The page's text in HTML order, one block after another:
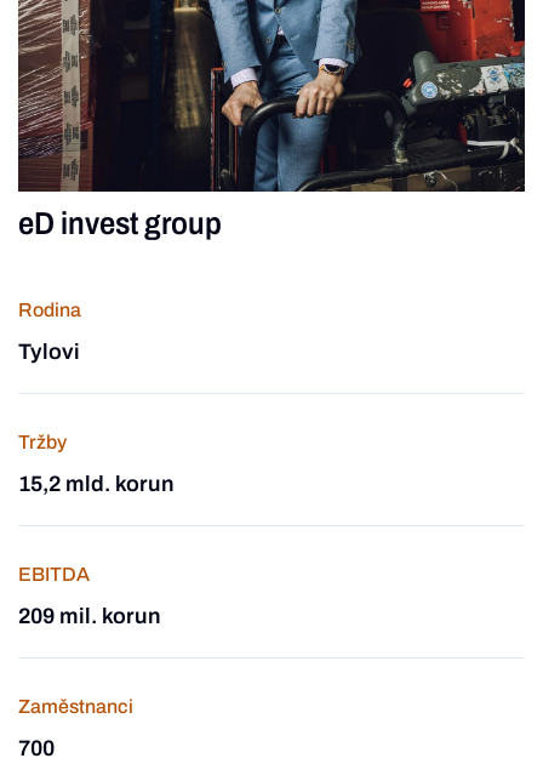
eD invest group
Rodina
Tylovi
Tržby
15,2 mld. korun
EBITDA
209 mil. korun
Zaměstnanci
700